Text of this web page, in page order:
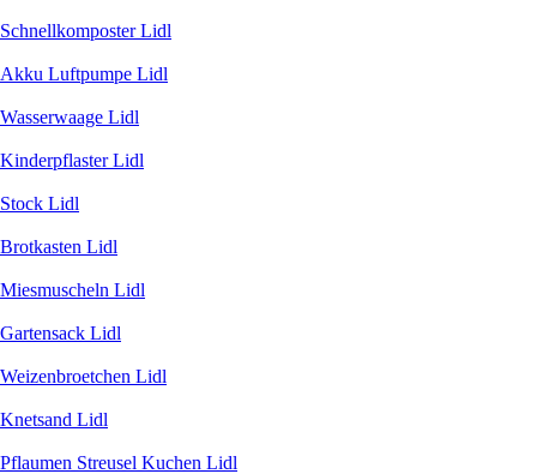
Schnellkomposter Lidl
Akku Luftpumpe Lidl
Wasserwaage Lidl
Kinderpflaster Lidl
Stock Lidl
Brotkasten Lidl
Miesmuscheln Lidl
Gartensack Lidl
Weizenbroetchen Lidl
Knetsand Lidl
Pflaumen Streusel Kuchen Lidl